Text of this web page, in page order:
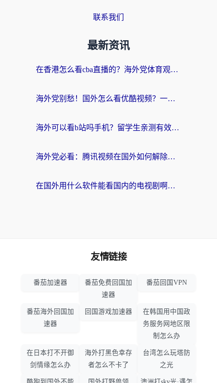
联系我们
最新资讯
在香港怎么看cba直播的？海外党体育观赛终极指南：告别版权限制，畅享中文解说
海外党别愁！国外怎么看优酷视频？一招解决追剧、看直播难题
海外可以看b站吗手机？留学生亲测有效的回国加速指南
海外党必看：腾讯视频在国外如何解除地域限制？附优酷咪咕使用指南
在国外用什么软件能看国内的电视剧啊？留学生亲测有效的回国加速方案
友情链接
番茄加速器
番茄免费回国加
速器
番茄回国VPN
番茄海外回国加
速器
回国游戏加速器
在韩国用中国政
务服务网地区限
制怎么办
在日本打不开御
剑情缘怎么办
海外打黑色幸存
者怎么不卡了
台湾怎么玩塔防
之光